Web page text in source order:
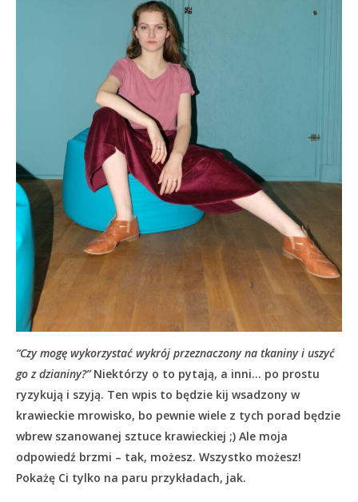
“Czy mogę wykorzystać wykrój przeznaczony na tkaniny i uszyć
go z dzianiny?”Niektórzy o to pytają, a inni… po prostu
ryzykują i szyją. Ten wpis to będzie kij wsadzony w
krawieckie mrowisko, bo pewnie wiele z tych porad będzie
wbrew szanowanej sztuce krawieckiej ;) Ale moja
odpowiedź brzmi – tak, możesz. Wszystko możesz!
Pokażę Ci tylko na paru przykładach, jak.